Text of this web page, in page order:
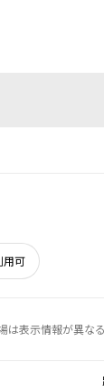
用可
は表示情報が異な